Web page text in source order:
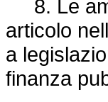
8. Le
articolo
a
finanza